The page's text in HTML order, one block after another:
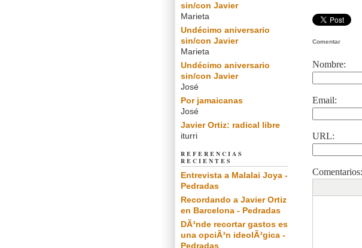
Comentar
Nombre:
Email:
URL:
Comentarios:
sin/con Javier
Marieta
Undécimo aniversario
sin/con Javier
Marieta
Undécimo aniversario
sin/con Javier
José
Por jamaicanas
José
Javier Ortiz: radical libre
iturri
REFERENCIAS
RECIENTES
Entrevista a Malalai Joya -
Pedradas
Recordando a Javier Ortiz
en Barcelona - Pedradas
DÃ³nde recortar gastos es
una opciÃ³n ideolÃ³gica -
Pedradas